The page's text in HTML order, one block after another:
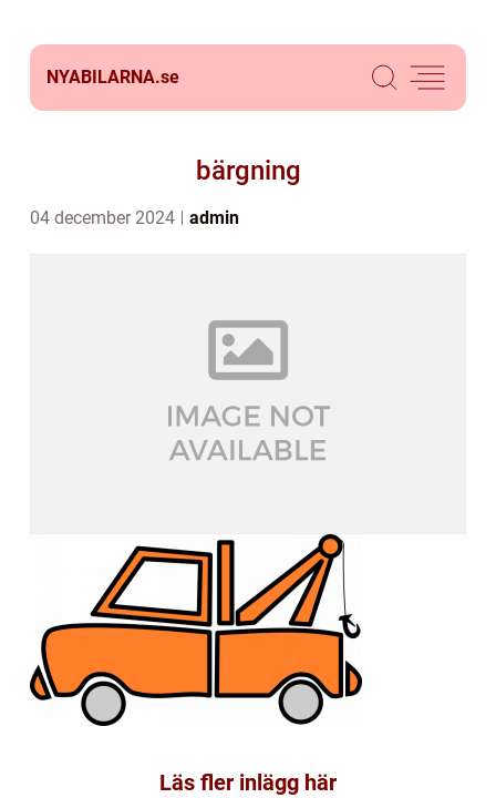
NYABILARNA.se
bärgning
04 december 2024 admin
Läs fler inlägg här